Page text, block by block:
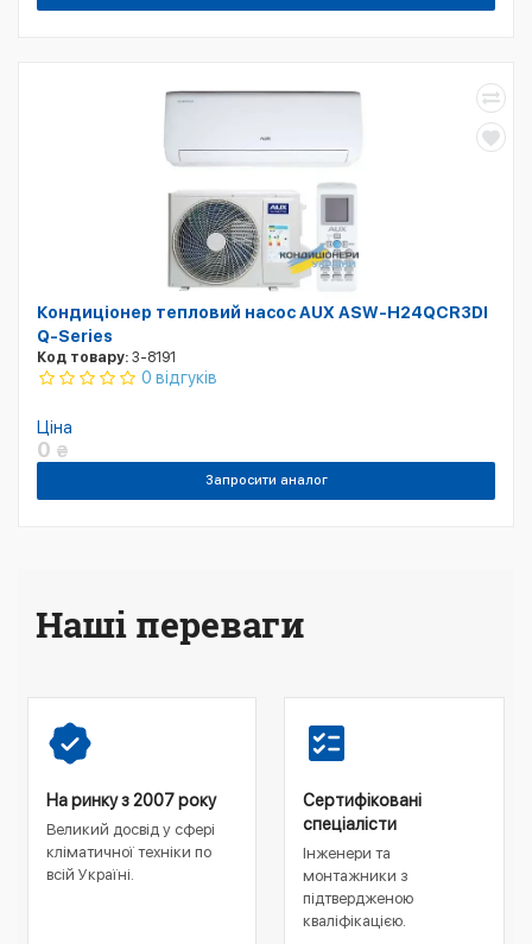
Кондиціонер тепловий насос AUX ASW-H24QCR3DI
Q-Series
Код товару: 3-8191
0 відгуків
Ціна
0 ₴
Запросити аналог
Наші переваги
На ринку з 2007 року
Великий досвід у сфері
кліматичної техніки по
всій Україні.
Сертифіковані
спеціалісти
Інженери та
монтажники з
підтвердженою
кваліфікацією.